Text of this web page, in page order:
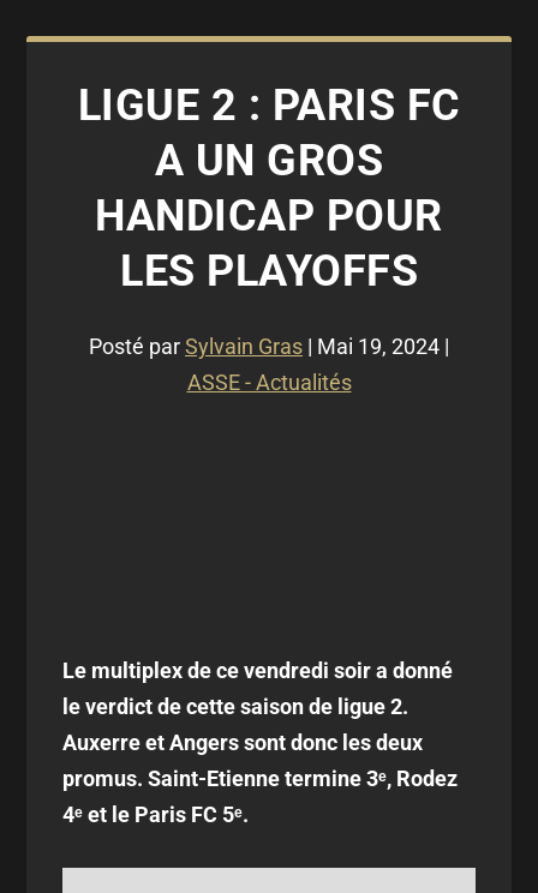
LIGUE 2 : PARIS FC
A UN GROS
HANDICAP POUR
LES PLAYOFFS
Posté parSylvain Gras | Mai 19, 2024 |
ASSE - Actualités
Le multiplex de ce vendredi soir a donné
le verdict de cette saison de ligue 2.
Auxerre et Angers sont donc les deux
promus. Saint-Etienne termine 3ᵉ, Rodez
4ᵉ et le Paris FC 5ᵉ.